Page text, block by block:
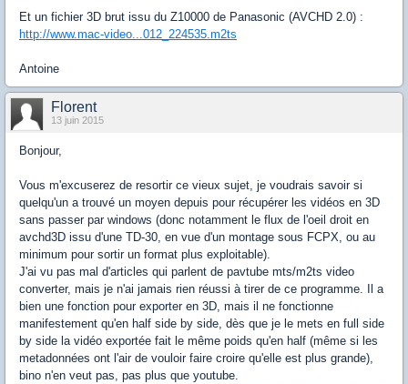
Et un fichier 3D brut issu du Z10000 de Panasonic (AVCHD 2.0) :
http://www.mac-video...012_224535.m2ts
Antoine
Florent
13 juin 2015
Bonjour,
Vous m'excuserez de resortir ce vieux sujet, je voudrais savoir si
quelqu'un a trouvé un moyen depuis pour récupérer les vidéos en 3D
sans passer par windows (donc notamment le flux de l'oeil droit en
avchd3D issu d'une TD-30, en vue d'un montage sous FCPX, ou au
minimum pour sortir un format plus exploitable).
J'ai vu pas mal d'articles qui parlent de pavtube mts/m2ts video
converter, mais je n'ai jamais rien réussi à tirer de ce programme. Il a
bien une fonction pour exporter en 3D, mais il ne fonctionne
manifestement qu'en half side by side, dès que je le mets en full side
by side la vidéo exportée fait le même poids qu'en half (même si les
metadonnées ont l'air de vouloir faire croire qu'elle est plus grande),
bino n'en veut pas, pas plus que youtube.